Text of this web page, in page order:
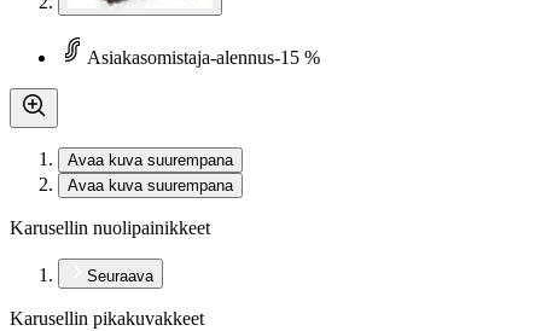
Asiakasomistaja-alennus-15 %
Avaa kuva suurempana
Avaa kuva suurempana
Karusellin nuolipainikkeet
Seuraava
Karusellin pikakuvakkeet